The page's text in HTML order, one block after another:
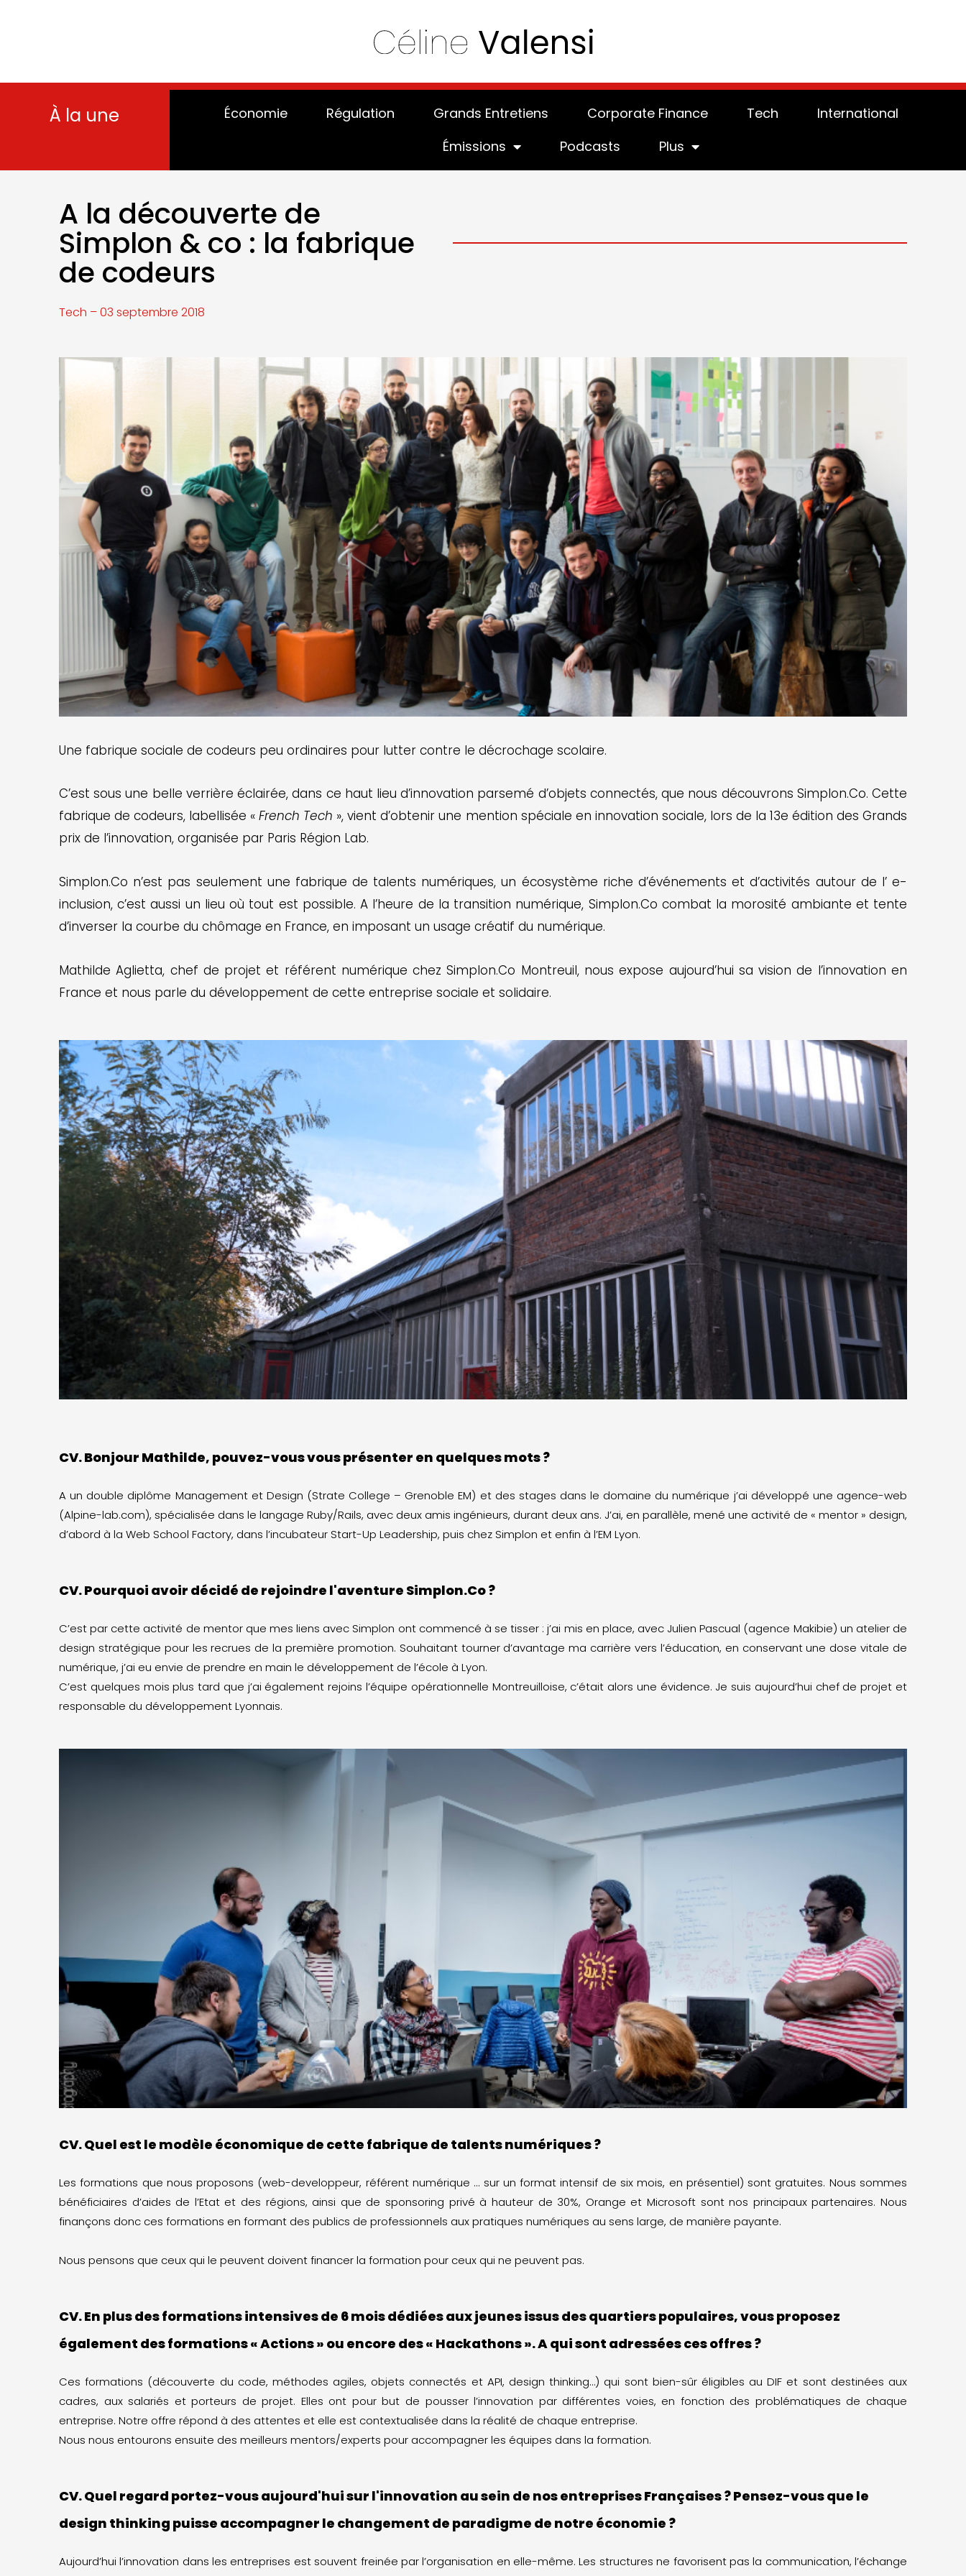
À la une Économie Régulation Grands Entretiens Corporate Finance Tech
International
Émissions
Podcasts Plus
A la découverte de
Simplon & co : la fabrique
de codeurs
Tech – 03 septembre 2018
Une fabrique sociale de codeurs peu ordinaires pour lutter contre le décrochage scolaire.
C’est sous une belle verrière éclairée, dans ce haut lieu d’innovation parsemé d’objets connectés, que nous découvrons Simplon.Co. Cette
fabrique de codeurs, labellisée «French Tech », vient d’obtenir une mention spéciale en innovation sociale, lors de la 13e édition des Grands
prix de l’innovation, organisée par Paris Région Lab.
Simplon.Co n’est pas seulement une fabrique de talents numériques, un écosystème riche d’événements et d’activités autour de l’ e-
inclusion, c’est aussi un lieu où tout est possible. A l’heure de la transition numérique, Simplon.Co combat la morosité ambiante et tente
d’inverser la courbe du chômage en France, en imposant un usage créatif du numérique.
Mathilde Aglietta, chef de projet et référent numérique chez Simplon.Co Montreuil, nous expose aujourd’hui sa vision de l’innovation en
France et nous parle du développement de cette entreprise sociale et solidaire.
CV. Bonjour Mathilde, pouvez-vous vous présenter en quelques mots ?
A un double diplôme Management et Design (Strate College – Grenoble EM) et des stages dans le domaine du numérique j’ai développé une agence-web
(Alpine-lab.com), spécialisée dans le langage Ruby/Rails, avec deux amis ingénieurs, durant deux ans. J’ai, en parallèle, mené une activité de « mentor » design,
d’abord à la Web School Factory, dans l’incubateur Start-Up Leadership, puis chez Simplon et enfin à l’EM Lyon.
CV. Pourquoi avoir décidé de rejoindre l'aventure Simplon.Co ?
C’est par cette activité de mentor que mes liens avec Simplon ont commencé à se tisser : j’ai mis en place, avec Julien Pascual (agence Makibie) un atelier de
design stratégique pour les recrues de la première promotion. Souhaitant tourner d’avantage ma carrière vers l’éducation, en conservant une dose vitale de
numérique, j’ai eu envie de prendre en main le développement de l’école à Lyon.
C’est quelques mois plus tard que j’ai également rejoins l’équipe opérationnelle Montreuilloise, c’était alors une évidence. Je suis aujourd’hui chef de projet et
responsable du développement Lyonnais.
CV. Quel est le modèle économique de cette fabrique de talents numériques ?
Les formations que nous proposons (web-developpeur, référent numérique … sur un format intensif de six mois, en présentiel) sont gratuites. Nous sommes
bénéficiaires d’aides de l’Etat et des régions, ainsi que de sponsoring privé à hauteur de 30%, Orange et Microsoft sont nos principaux partenaires. Nous
finançons donc ces formations en formant des publics de professionnels aux pratiques numériques au sens large, de manière payante.
Nous pensons que ceux qui le peuvent doivent financer la formation pour ceux qui ne peuvent pas.
CV. En plus des formations intensives de 6 mois dédiées aux jeunes issus des quartiers populaires, vous proposez
également des formations « Actions » ou encore des « Hackathons ». A qui sont adressées ces offres ?
Ces formations (découverte du code, méthodes agiles, objets connectés et API, design thinking…) qui sont bien-sûr éligibles au DIF et sont destinées aux
cadres, aux salariés et porteurs de projet. Elles ont pour but de pousser l’innovation par différentes voies, en fonction des problématiques de chaque
entreprise. Notre offre répond à des attentes et elle est contextualisée dans la réalité de chaque entreprise.
Nous nous entourons ensuite des meilleurs mentors/experts pour accompagner les équipes dans la formation.
CV. Quel regard portez-vous aujourd'hui sur l'innovation au sein de nos entreprises Françaises ? Pensez-vous que le
design thinking puisse accompagner le changement de paradigme de notre économie ?
Aujourd’hui l’innovation dans les entreprises est souvent freinée par l’organisation en elle-même. Les structures ne favorisent pas la communication, l’échange